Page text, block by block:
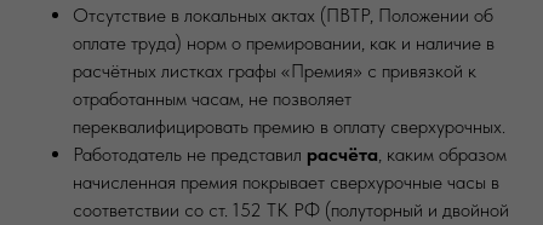
Отсутствие в локальных актах (ПВТР, Положении об
оплате труда) норм о премировании, как и наличие в
расчётных листках графы «Премия» с привязкой к
отработанным часам, не позволяет
переквалифицировать премию в оплату сверхурочных.
Работодатель не представил расчёта, каким образом
начисленная премия покрывает сверхурочные часы в
соответствии со ст. 152 ТК РФ (полуторный и двойной